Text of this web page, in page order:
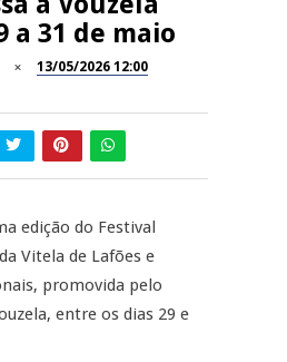
a
a 31 de maio
13/05/2026 12:00
edição do Festival
Vitela de Lafões e
promovida pelo
entre os dias 29 e